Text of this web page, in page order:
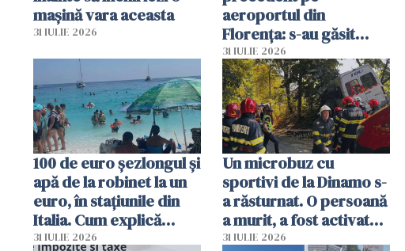
mașină vara aceasta
31 IULIE 2026
aeroportul din
Florența: s-au găsit
capete de aligator și o
sumă imensă de bani
31 IULIE 2026
100 de euro șezlongul și
apă de la robinet la un
euro, în stațiunile din
Italia. Cum explică
autoritățile
31 IULIE 2026
Un microbuz cu
sportivi de la Dinamo s-
a răsturnat. O persoană
a murit, a fost activat
planul roșu de
31 IULIE 2026